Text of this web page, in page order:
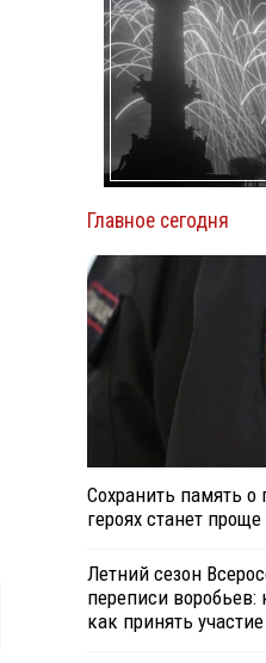
Главное сегодня
Сохранить память о
героях станет проще
Летний сезон
переписи воробьев:
как принять участие